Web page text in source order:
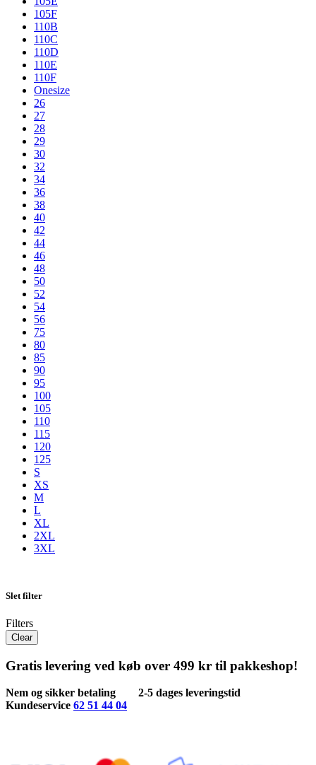
105F
110B
110C
110D
110E
110F
Onesize
26
27
28
29
30
32
34
36
38
40
42
44
46
48
50
52
54
56
75
80
85
90
95
100
105
110
115
120
125
S
XS
M
L
XL
2XL
3XL
Slet filter
Filters
Clear
Gratis levering ved køb over 499 kr til pakkeshop!
Nem og sikker betaling
2-5 dages leveringstid
Kundeservice 62 51 44 04